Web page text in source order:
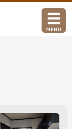
ワンダフルク
MENU